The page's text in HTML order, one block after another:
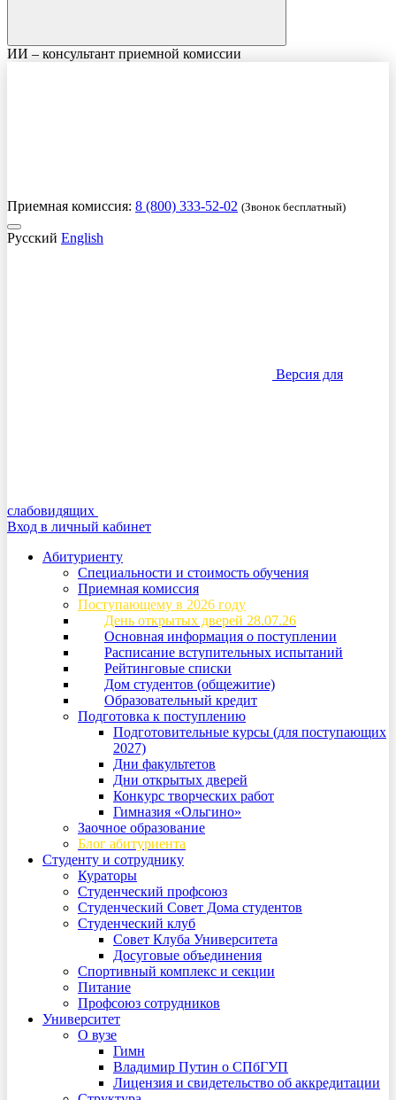
ИИ – консультант приемной комиссии
Приемная комиссия: 8 (800) 333-52-02 (Звонок бесплатный)
Русский English
Версия для
слабовидящих
Вход в личный кабинет
Абитуриенту
Специальности и стоимость обучения
Приемная комиссия
Поступающему в 2026 году
День открытых дверей 28.07.26
Основная информация о поступлении
Расписание вступительных испытаний
Рейтинговые списки
Дом студентов (общежитие)
Образовательный кредит
Подготовка к поступлению
Подготовительные курсы (для поступающих
2027)
Дни факультетов
Дни открытых дверей
Конкурс творческих работ
Гимназия «Ольгино»
Заочное образование
Блог абитуриента
Студенту и сотруднику
Кураторы
Студенческий профсоюз
Студенческий Совет Дома студентов
Студенческий клуб
Совет Клуба Университета
Досуговые объединения
Спортивный комплекс и секции
Питание
Профсоюз сотрудников
Университет
О вузе
Гимн
Владимир Путин о СПбГУП
Лицензия и свидетельство об аккредитации